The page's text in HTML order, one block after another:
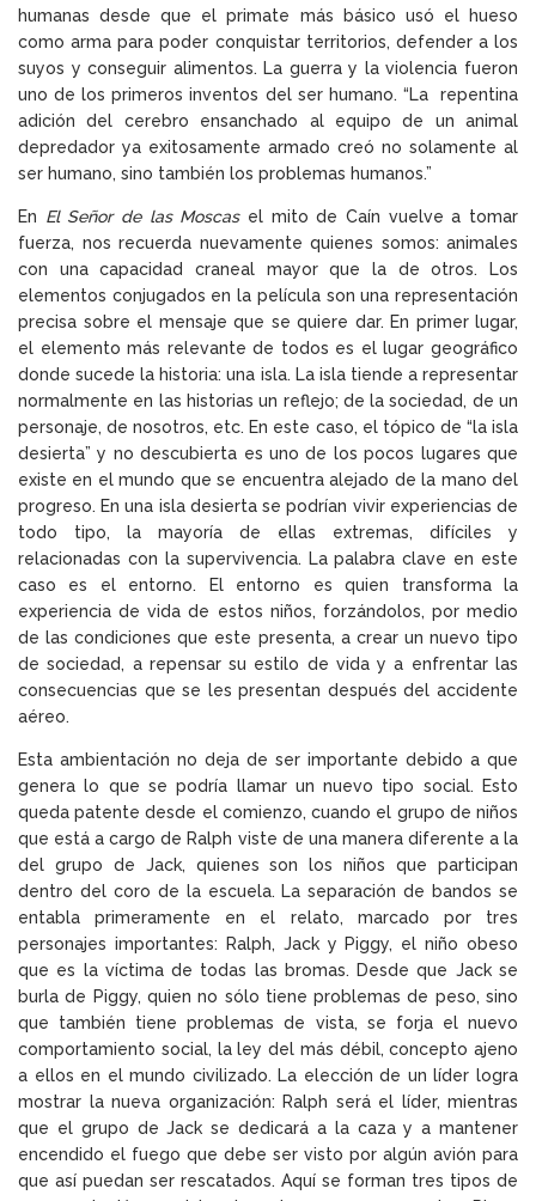
humanas desde que el primate más básico usó el hueso
como arma para poder conquistar territorios, defender a los
suyos y conseguir alimentos. La guerra y la violencia fueron
uno de los primeros inventos del ser humano. “La repentina
adición del cerebro ensanchado al equipo de un animal
depredador ya exitosamente armado creó no solamente al
ser humano, sino también los problemas humanos.”
En El Señor de las Moscasel mito de Caín vuelve a tomar
fuerza, nos recuerda nuevamente quienes somos: animales
con una capacidad craneal mayor que la de otros. Los
elementos conjugados en la película son una representación
precisa sobre el mensaje que se quiere dar. En primer lugar,
el elemento más relevante de todos es el lugar geográfico
donde sucede la historia: una isla. La isla tiende a representar
normalmente en las historias un reflejo; de la sociedad, de un
personaje, de nosotros, etc. En este caso, el tópico de “la isla
desierta” y no descubierta es uno de los pocos lugares que
existe en el mundo que se encuentra alejado de la mano del
progreso. En una isla desierta se podrían vivir experiencias de
todo tipo, la mayoría de ellas extremas, difíciles y
relacionadas con la supervivencia. La palabra clave en este
caso es el entorno. El entorno es quien transforma la
experiencia de vida de estos niños, forzándolos, por medio
de las condiciones que este presenta, a crear un nuevo tipo
de sociedad, a repensar su estilo de vida y a enfrentar las
consecuencias que se les presentan después del accidente
aéreo.
Esta ambientación no deja de ser importante debido a que
genera lo que se podría llamar un nuevo tipo social. Esto
queda patente desde el comienzo, cuando el grupo de niños
que está a cargo de Ralph viste de una manera diferente a la
del grupo de Jack, quienes son los niños que participan
dentro del coro de la escuela. La separación de bandos se
entabla primeramente en el relato, marcado por tres
personajes importantes: Ralph, Jack y Piggy, el niño obeso
que es la víctima de todas las bromas. Desde que Jack se
burla de Piggy, quien no sólo tiene problemas de peso, sino
que también tiene problemas de vista, se forja el nuevo
comportamiento social, la ley del más débil, concepto ajeno
a ellos en el mundo civilizado. La elección de un líder logra
mostrar la nueva organización: Ralph será el líder, mientras
que el grupo de Jack se dedicará a la caza y a mantener
encendido el fuego que debe ser visto por algún avión para
que así puedan ser rescatados. Aquí se forman tres tipos de